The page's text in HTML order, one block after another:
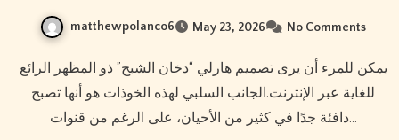
matthewpolanco6 May 23, 2026 No Comments
يمكن للمرء أن يرى تصميم هارلي “دخان الشبح” ذو المظهر الرائع
للغاية عبر الإنترنت.الجانب السلبي لهذه الخوذات هو أنها تصبح
دافئة جدًا في كثير من الأحيان، على الرغم من قنوات…